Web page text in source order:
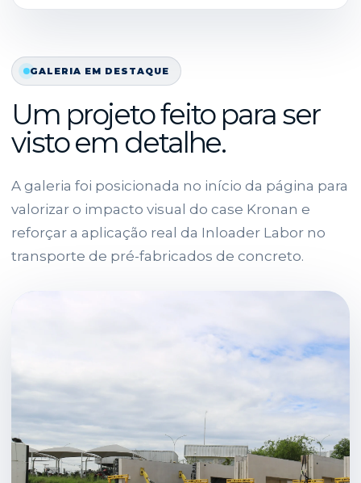
GALERIA EM DESTAQUE
Um projeto feito para ser
visto em detalhe.
A galeria foi posicionada no início da página para
valorizar o impacto visual do case Kronan e
reforçar a aplicação real da Inloader Labor no
transporte de pré-fabricados de concreto.